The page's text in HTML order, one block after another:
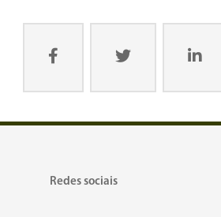
Redes sociais